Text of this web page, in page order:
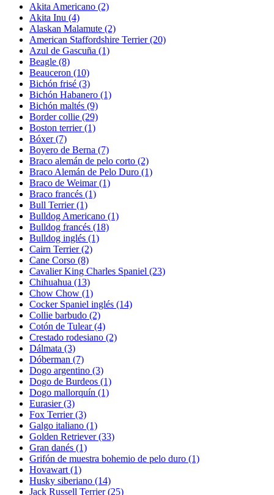
Akita Americano (2)
Akita Inu (4)
Alaskan Malamute (2)
American Staffordshire Terrier(20)
Azul de Gascuña (1)
Beagle (8)
Beauceron (10)
Bichón frisé (3)
Bichón Habanero (1)
Bichón maltés (9)
Border collie (29)
Boston terrier(1)
Bóxer(7)
Boyero de Berna (7)
Braco alemán de pelo corto (2)
Braco Alemán de Pelo Duro (1)
Braco de Weimar(1)
Braco francés (1)
Bull Terrier(1)
Bulldog Americano (1)
Bulldog francés (18)
Bulldog inglés (1)
Cairn Terrier(2)
Cane Corso (8)
Cavalier King Charles Spaniel (23)
Chihuahua (13)
Chow Chow (1)
Cocker Spaniel inglés (14)
Collie barbudo (2)
Cotón de Tulear(4)
Crestado rodesiano (2)
Dálmata (3)
Dóberman (7)
Dogo argentino (3)
Dogo de Burdeos (1)
Dogo mallorquín (1)
Eurasier(3)
Fox Terrier(3)
Galgo italiano (1)
Golden Retriever(33)
Gran danés (1)
Grifón de muestra bohemio de pelo duro (1)
Hovawart (1)
Husky siberiano (14)
Jack Russell Terrier(25)